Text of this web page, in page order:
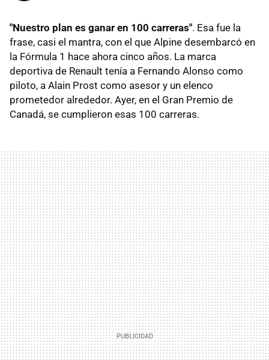
"Nuestro plan es ganar en 100 carreras". Esa fue la
frase, casi el mantra, con el que Alpine desembarcó en
la Fórmula 1 hace ahora cinco años. La marca
deportiva de Renault tenía a Fernando Alonso como
piloto, a Alain Prost como asesor y un elenco
prometedor alrededor. Ayer, en el Gran Premio de
Canadá, se cumplieron esas 100 carreras.